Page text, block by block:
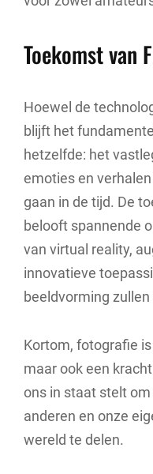
Toekomst van
Hoewel de
blijft het
hetzelfde: het
emoties en
gaan in de tijd. De
belooft spannende
van virtual reality,
innovatieve
beeldvorming
Kortom, fotografie
maar ook een
ons in staat stelt
anderen en onze
wereld te delen.